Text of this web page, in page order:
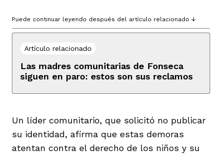
Puede continuar leyendo después del artículo relacionado ↓
Artículo relacionado
Las madres comunitarias de Fonseca
siguen en paro: estos son sus reclamos
Un líder comunitario, que solicitó no publicar
su identidad, afirma que estas demoras
atentan contra el derecho de los niños y su